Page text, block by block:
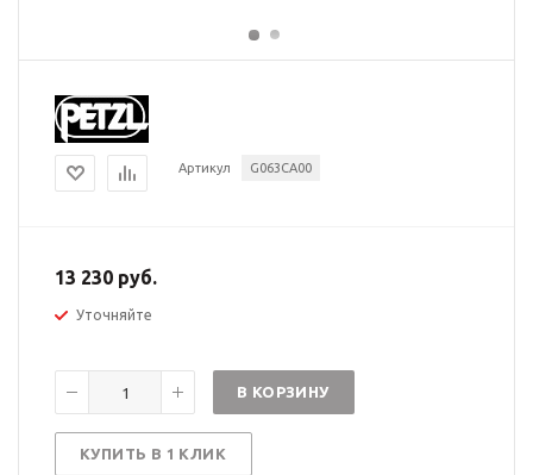
Артикул G063CA00
13 230 руб.
Уточняйте
В КОРЗИНУ
КУПИТЬ В 1 КЛИК